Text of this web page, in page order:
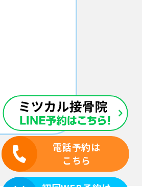
電話予約は
こちら